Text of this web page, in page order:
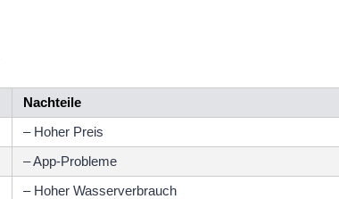
Nachteile
– Hoher Preis
– App-Probleme
– Hoher Wasserverbrauch